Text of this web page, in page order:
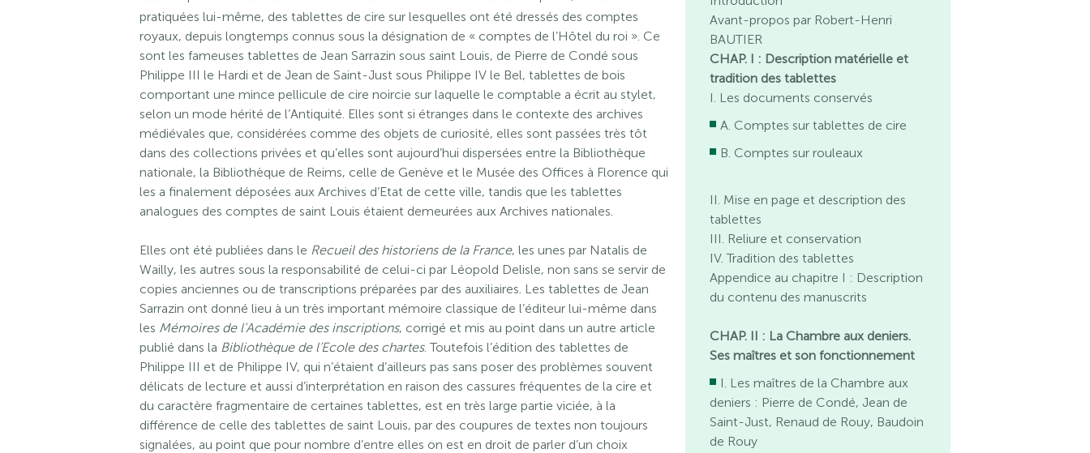
pratiquées lui-même, des tablettes de cire sur lesquelles ont été dressés des comptes
royaux, depuis longtemps connus sous la désignation de « comptes de l’Hôtel du roi ». Ce
sont les fameuses tablettes de Jean Sarrazin sous saint Louis, de Pierre de Condé sous
Philippe III le Hardi et de Jean de Saint-Just sous Philippe IV le Bel, tablettes de bois
comportant une mince pellicule de cire noircie sur laquelle le comptable a écrit au stylet,
selon un mode hérité de l’Antiquité. Elles sont si étranges dans le contexte des archives
médiévales que, considérées comme des objets de curiosité, elles sont passées très tôt
dans des collections privées et qu’elles sont aujourd’hui dispersées entre la Bibliothèque
nationale, la Bibliothèque de Reims, celle de Genève et le Musée des Offices à Florence qui
les a finalement déposées aux Archives d’Etat de cette ville, tandis que les tablettes
analogues des comptes de saint Louis étaient demeurées aux Archives nationales.
Elles ont été publiées dans le Recueil des historiens de la France, les unes par Natalis de
Wailly, les autres sous la responsabilité de celui-ci par Léopold Delisle, non sans se servir de
copies anciennes ou de transcriptions préparées par des auxiliaires. Les tablettes de Jean
Sarrazin ont donné lieu à un très important mémoire classique de l’éditeur lui-même dans
les Mémoires de l’Académie des inscriptions, corrigé et mis au point dans un autre article
publié dans la Bibliothèque de l’Ecole des chartes. Toutefois l’édition des tablettes de
Philippe III et de Philippe IV, qui n’étaient d’ailleurs pas sans poser des problèmes souvent
délicats de lecture et aussi d’interprétation en raison des cassures fréquentes de la cire et
du caractère fragmentaire de certaines tablettes, est en très large partie viciée, à la
différence de celle des tablettes de saint Louis, par des coupures de textes non toujours
signalées, au point que pour nombre d’entre elles on est en droit de parler d’un choix
Avant-propos par Robert-Henri
BAUTIER
CHAP. I : Description matérielle et
tradition des tablettes
I. Les documents conservés
A. Comptes sur tablettes de cire
B. Comptes sur rouleaux
II. Mise en page et description des
tablettes
III. Reliure et conservation
IV. Tradition des tablettes
Appendice au chapitre I : Description
du contenu des manuscrits
CHAP. II : La Chambre aux deniers.
Ses maîtres et son fonctionnement
I. Les maîtres de la Chambre aux
deniers : Pierre de Condé, Jean de
Saint-Just, Renaud de Rouy, Baudoin
de Rouy